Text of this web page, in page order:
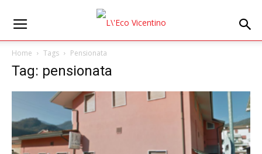
Home Tags Pensionata
Tag: pensionata